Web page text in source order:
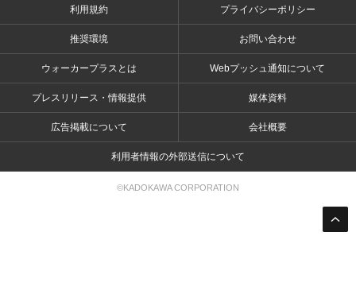
利用規約 プライバシーポリシー
推奨環境 お問い合わせ
ウォーカープラスとは Webプッシュ通知について
プレスリリース・情報提供 媒体資料
広告掲載について 会社概要
利用者情報の外部送信について
©KADOKAWA CORPORATION